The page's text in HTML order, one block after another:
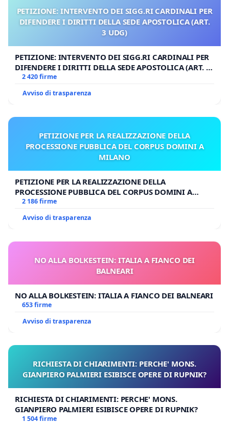
PETIZIONE: INTERVENTO DEI SIGG.RI CARDINALI PER
DIFENDERE I DIRITTI DELLA SEDE APOSTOLICA (ART.
3 UDG)
PETIZIONE: INTERVENTO DEI SIGG.RI CARDINALI PER
DIFENDERE I DIRITTI DELLA SEDE APOSTOLICA (ART. 3
UDG)
2 420 firme
Avviso di trasparenza
PETIZIONE PER LA REALIZZAZIONE DELLA
PROCESSIONE PUBBLICA DEL CORPUS DOMINI A
MILANO
PETIZIONE PER LA REALIZZAZIONE DELLA
PROCESSIONE PUBBLICA DEL CORPUS DOMINI A
MILANO
2 186 firme
Avviso di trasparenza
NO ALLA BOLKESTEIN: ITALIA A FIANCO DEI
BALNEARI
NO ALLA BOLKESTEIN: ITALIA A FIANCO DEI BALNEARI
653 firme
Avviso di trasparenza
RICHIESTA DI CHIARIMENTI: PERCHE' MONS.
GIANPIERO PALMIERI ESIBISCE OPERE DI RUPNIK?
RICHIESTA DI CHIARIMENTI: PERCHE' MONS.
GIANPIERO PALMIERI ESIBISCE OPERE DI RUPNIK?
1 504 firme